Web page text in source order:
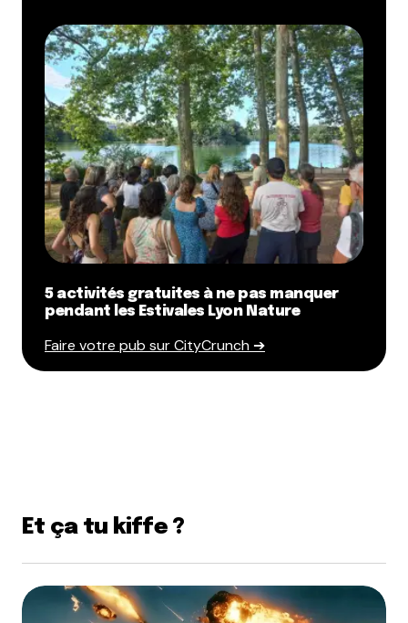
5 activités gratuites à ne pas manquer
pendant les Estivales Lyon Nature
Faire votre pub sur CityCrunch ➔
Et ça tu kiffe ?